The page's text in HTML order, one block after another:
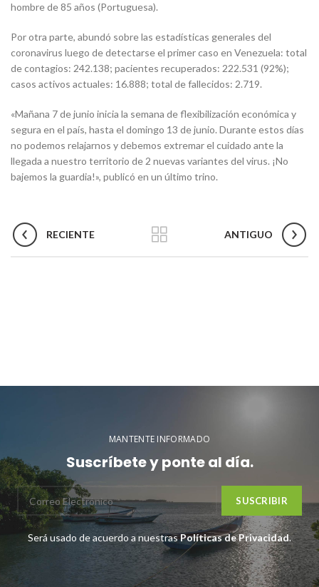
hombre de 85 años (Portuguesa).
Por otra parte, abundó sobre las estadísticas generales del
coronavirus luego de detectarse el primer caso en Venezuela: total
de contagios: 242.138; pacientes recuperados: 222.531 (92%);
casos activos actuales: 16.888; total de fallecidos: 2.719.
«Mañana 7 de junio inicia la semana de flexibilización económica y
segura en el país, hasta el domingo 13 de junio. Durante estos días
no podemos relajarnos y debemos extremar el cuidado ante la
llegada a nuestro territorio de 2 nuevas variantes del virus. ¡No
bajemos la guardia!», publicó en un último trino.
RECIENTE ANTIGUO
MANTENTE INFORMADO
Suscríbete y ponte al día.
Será usado de acuerdo a nuestrasPolíticas de Privacidad.